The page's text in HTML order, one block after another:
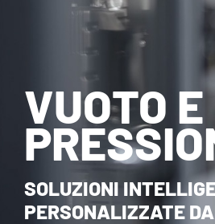
HOME
VUOTO E
SOLUZIONI
PERSONALIZZATE